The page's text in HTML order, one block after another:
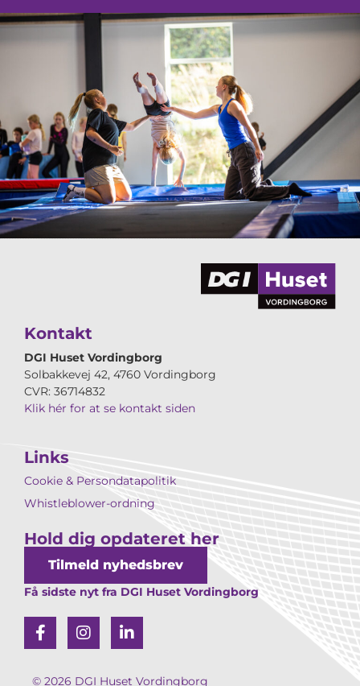
Kontakt
DGI Huset Vordingborg
Solbakkevej 42, 4760 Vordingborg
CVR: 36714832
Klik hér for at se kontakt siden
Links
Cookie & Persondatapolitik
Whistleblower-ordning
Hold dig opdateret her
Tilmeld nyhedsbrev
Få sidste nyt fra DGI Huset Vordingborg
© 2026 DGI Huset Vordingborg